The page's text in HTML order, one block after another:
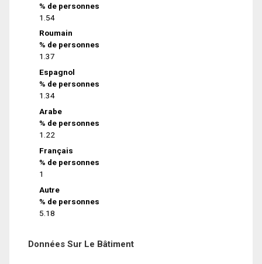
% de personnes
1.54
Roumain
% de personnes
1.37
Espagnol
% de personnes
1.34
Arabe
% de personnes
1.22
Français
% de personnes
1
Autre
% de personnes
5.18
Données Sur Le Bâtiment